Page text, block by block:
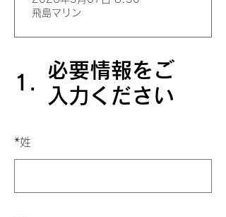
1.
必要情報をご
入力ください
*姓
飛島マリン